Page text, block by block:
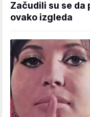
Začudili su se da
ovako izgleda